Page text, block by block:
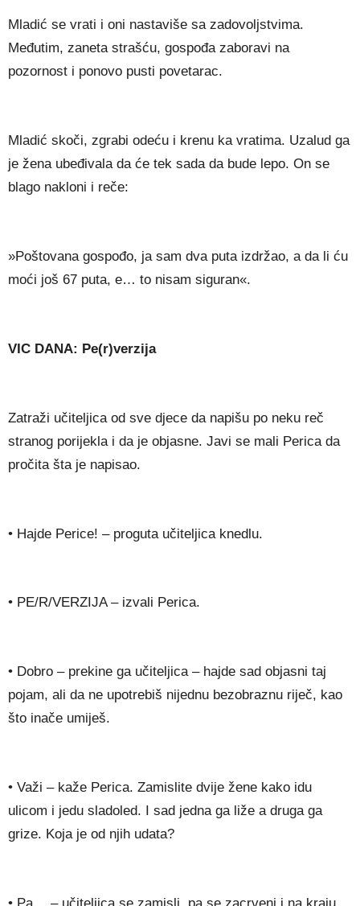
Mladić se vrati i oni nastaviše sa zadovoljstvima.
Međutim, zaneta strašću, gospođa zaboravi na
pozornost i ponovo pusti povetarac.
Mladić skoči, zgrabi odeću i krenu ka vratima. Uzalud ga
je žena ubeđivala da će tek sada da bude lepo. On se
blago nakloni i reče:
»Poštovana gospođo, ja sam dva puta izdržao, a da li ću
moći još 67 puta, e… to nisam siguran«.
VIC DANA: Pe(r)verzija
Zatraži učiteljica od sve djece da napišu po neku reč
stranog porijekla i da je objasne. Javi se mali Perica da
pročita šta je napisao.
• Hajde Perice! – proguta učiteljica knedlu.
• PE/R/VERZIJA – izvali Perica.
• Dobro – prekine ga učiteljica – hajde sad objasni taj
pojam, ali da ne upotrebiš nijednu bezobraznu riječ, kao
što inače umiješ.
• Važi – kaže Perica. Zamislite dvije žene kako idu
ulicom i jedu sladoled. I sad jedna ga liže a druga ga
grize. Koja je od njih udata?